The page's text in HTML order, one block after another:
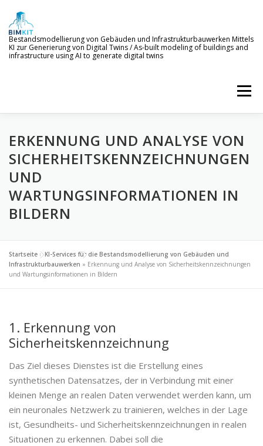
Inhalt
springen
Bestandsmodellierung von Gebäuden und Infrastrukturbauwerken Mittels
KI zur Generierung von Digital Twins / As-built modeling of buildings and
infrastructure using AI to generate digital twins
Menü
WILLKOMMEN ZIELE KI-SERVICES
PROJEKTERGEBNISSE
ERKENNUNG UND ANALYSE VON
SICHERHEITSKENNZEICHNUNGEN
UND
WARTUNGSINFORMATIONEN IN
BILDERN
Startseite »KI-Services für die Bestandsmodellierung von Gebäuden und
Infrastrukturbauwerken » Erkennung und Analyse von Sicherheitskennzeichnungen
und Wartungsinformationen in Bildern
1. Erkennung von
Sicherheitskennzeichnung
Das Ziel dieses Dienstes ist die Erstellung eines
synthetischen Datensatzes, der in Verbindung mit einer
kleinen Menge an realen Daten verwendet werden kann, um
ein neuronales Netzwerk zu trainieren, welches in der Lage
ist, Gesundheits- und Sicherheitskennzeichnungen in realen
Situationen zu erkennen. Dabei soll die